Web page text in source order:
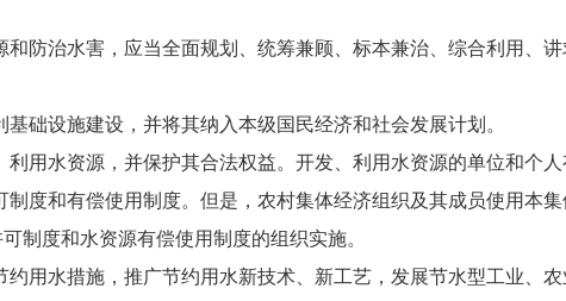
治水害，应当全面规划、统筹兼顾、标本兼治、综合利用、
设施建设，并将其纳入本级国民经济和社会发展计划。
水资源，并保护其合法权益。开发、利用水资源的单位和个
和有偿使用制度。但是，农村集体经济组织及其成员使用本
制度和水资源有偿使用制度的组织实施。
水措施，推广节约用水新技术、新工艺，发展节水型工业、